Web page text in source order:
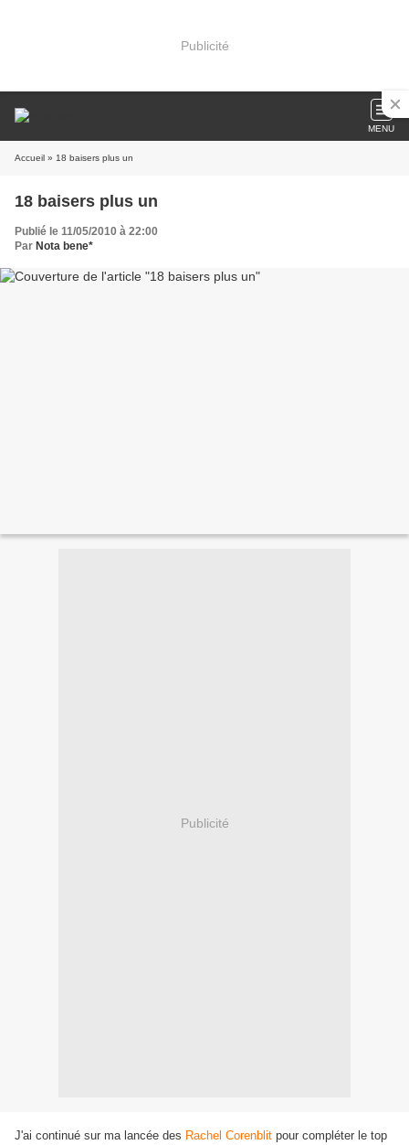
Publicité
MENU
Accueil » 18 baisers plus un
18 baisers plus un
Publié le 11/05/2010 à 22:00
Par Nota bene*
Publicité
J'ai continué sur ma lancée des Rachel Corenblit pour compléter le top